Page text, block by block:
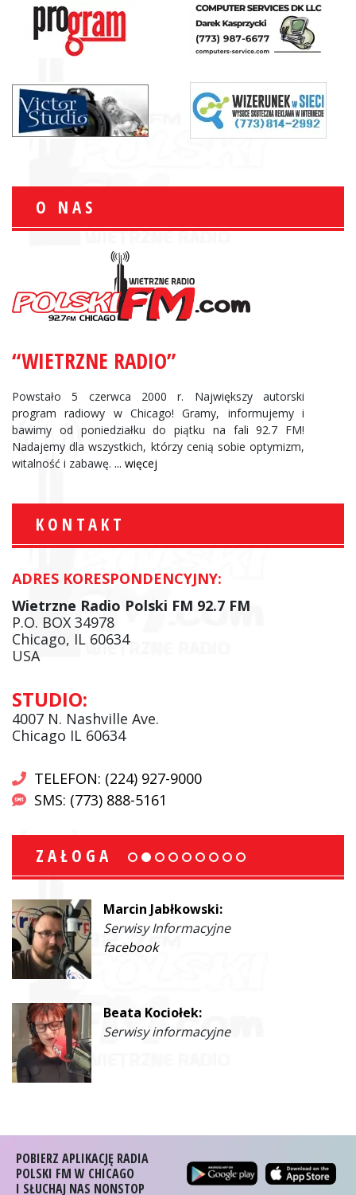
O NAS
“WIETRZNE RADIO”
Powstało 5 czerwca 2000 r. Największy autorski
program radiowy w Chicago! Gramy, informujemy i
bawimy od poniedziałku do piątku na fali 92.7 FM!
Nadajemy dla wszystkich, którzy cenią sobie optymizm,
witalność i zabawę. ... więcej
KONTAKT
ADRES KORESPONDENCYJNY:
Wietrzne Radio Polski FM 92.7 FM
P.O. BOX 34978
Chicago, IL 60634
USA
STUDIO:
4007 N. Nashville Ave.
Chicago IL 60634
TELEFON: (224) 927-9000
SMS: (773) 888-5161
ZAŁOGA
Marcin Jabłkowski:
Serwisy Informacyjne
facebook
Beata Kociołek:
Serwisy informacyjne
POBIERZ APLIKACJĘ RADIA
POLSKI FM W CHICAGO
I SŁUCHAJ NAS NONSTOP